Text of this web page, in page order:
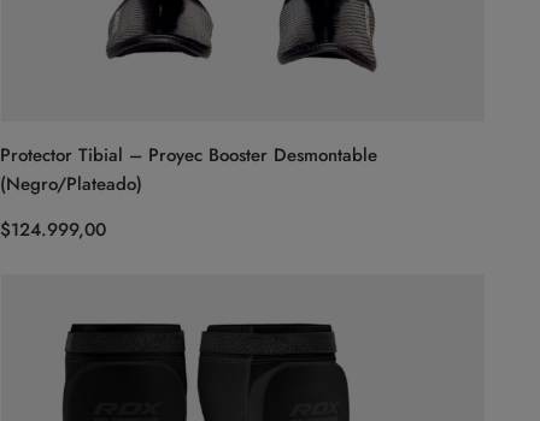
Protector Tibial – Proyec Booster Desmontable
(Negro/Plateado)
$124.999,00